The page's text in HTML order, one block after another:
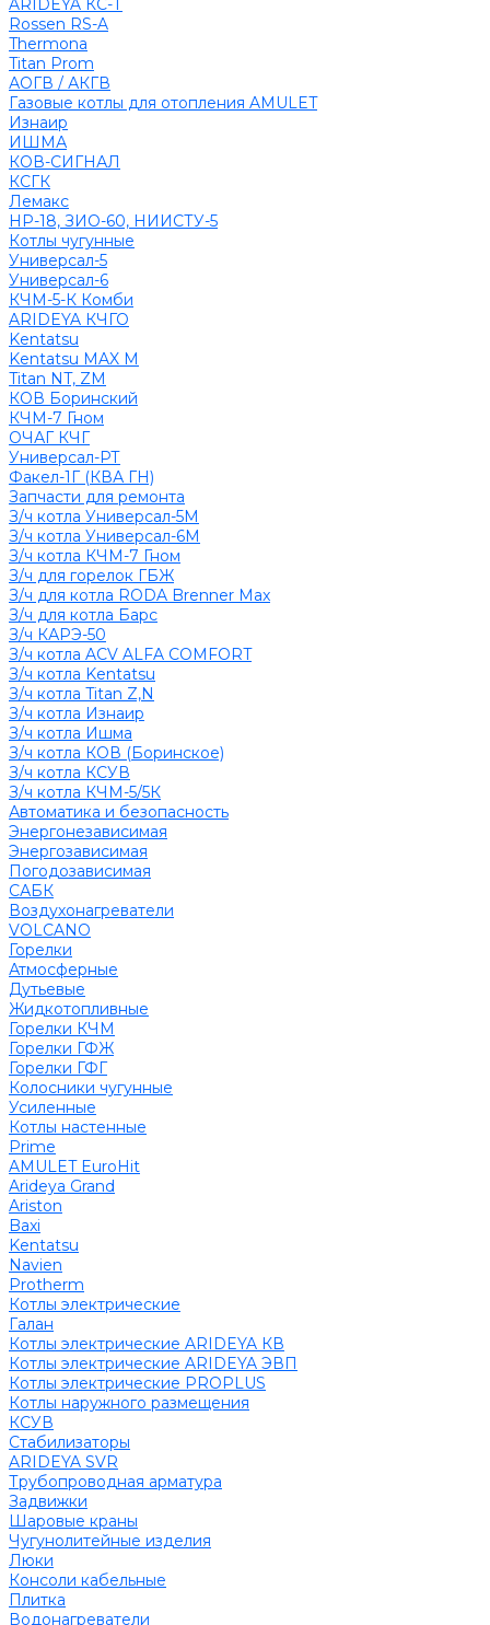
ARIDEYA КС-Т
Rossen RS-A
Thermona
Titan Prom
АОГВ / АКГВ
Газовые котлы для отопления AMULET
Изнаир
ИШМА
КОВ-СИГНАЛ
КСГК
Лемакс
НР-18, ЗИО-60, НИИСТУ-5
Котлы чугунные
Универсал-5
Универсал-6
КЧМ-5-К Комби
ARIDEYA КЧГО
Kentatsu
Kentatsu MAX M
Titan NT, ZM
КОВ Боринский
КЧМ-7 Гном
ОЧАГ КЧГ
Универсал-РТ
Факел-1Г (КВА ГН)
Запчасти для ремонта
З/ч котла Универсал-5М
З/ч котла Универсал-6М
З/ч котла КЧМ-7 Гном
З/ч для горелок ГБЖ
З/ч для котла RODA Brenner Max
З/ч для котла Барс
З/ч КАРЭ-50
З/ч котла ACV ALFA COMFORT
З/ч котла Kentatsu
З/ч котла Titan Z,N
З/ч котла Изнаир
З/ч котла Ишма
З/ч котла КОВ (Боринское)
З/ч котла КСУВ
З/ч котла КЧМ-5/5К
Автоматика и безопасность
Энергонезависимая
Энергозависимая
Погодозависимая
САБК
Воздухонагреватели
VOLCANO
Горелки
Атмосферные
Дутьевые
Жидкотопливные
Горелки КЧМ
Горелки ГФЖ
Горелки ГФГ
Колосники чугунные
Усиленные
Котлы настенные
Prime
AMULET EuroHit
Arideya Grand
Ariston
Baxi
Kentatsu
Navien
Protherm
Котлы электрические
Галан
Котлы электрические ARIDEYA КВ
Котлы электрические ARIDEYA ЭВП
Котлы электрические PROPLUS
Котлы наружного размещения
КСУВ
Стабилизаторы
ARIDEYA SVR
Трубопроводная арматура
Задвижки
Шаровые краны
Чугунолитейные изделия
Люки
Консоли кабельные
Плитка
Водонагреватели